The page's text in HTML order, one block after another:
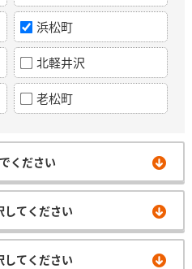
浜松町
北軽井沢
老松町
ください
してください
してください